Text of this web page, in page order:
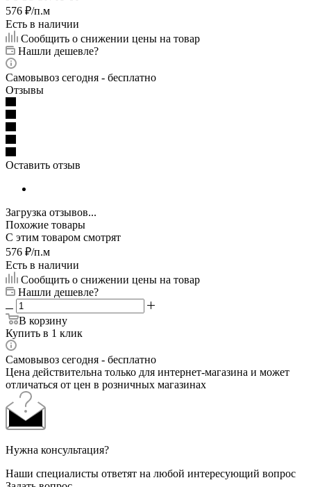
576 ₽/п.м
Есть в наличии
Сообщить о снижении цены на товар
Нашли дешевле?
Самовывоз сегодня - бесплатно
Отзывы
Оставить отзыв
Загрузка отзывов...
Похожие товары
С этим товаром смотрят
576 ₽/п.м
Есть в наличии
Сообщить о снижении цены на товар
Нашли дешевле?
В корзину
Купить в 1 клик
Самовывоз сегодня - бесплатно
Цена действительна только для интернет-магазина и может
отличаться от цен в розничных магазинах
Нужна консультация?
Наши специалисты ответят на любой интересующий вопрос